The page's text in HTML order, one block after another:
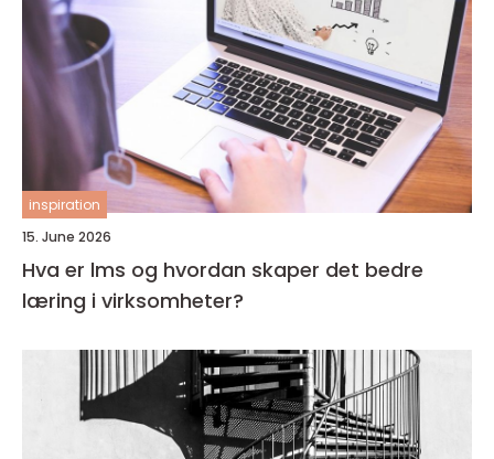
inspiration
15. June 2026
Hva er lms og hvordan skaper det bedre
læring i virksomheter?